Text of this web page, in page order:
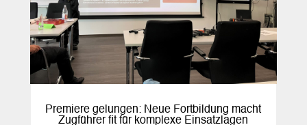
Premiere gelungen: Neue Fortbildung macht
Zugführer fit für komplexe Einsatzlagen